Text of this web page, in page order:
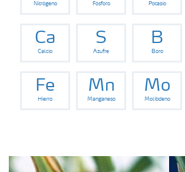
Red de Distribuidores Ecuador
Nitrógeno Fósforo Potasio
Ca
Calcio
S
Azufre
B
Boro
Fe
Hierro
Mn
Manganeso
Mo
Molibdeno